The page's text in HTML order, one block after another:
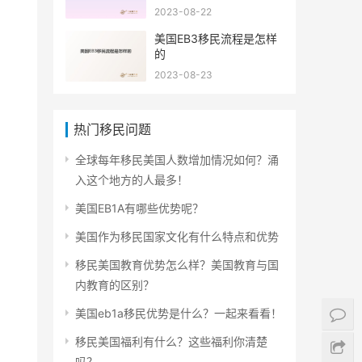
2023-08-22
美国EB3移民流程是怎样
的
2023-08-23
热门移民问题
全球每年移民美国人数增加情况如何？涌
入这个地方的人最多！
美国EB1A有哪些优势呢？
美国作为移民国家文化有什么特点和优势
移民美国教育优势怎么样？美国教育与国
内教育的区别？
美国eb1a移民优势是什么？一起来看看！
移民美国福利有什么？这些福利你清楚